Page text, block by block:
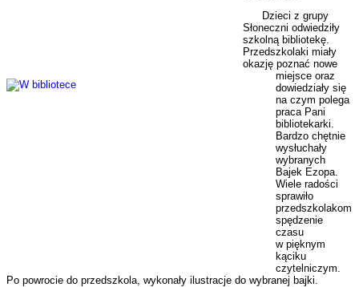
Dzieci z grupy
Słoneczni odwiedziły
szkolną bibliotekę.
Przedszkolaki miały
okazję poznać nowe
miejsce oraz
dowiedziały się
na czym polega
praca Pani
bibliotekarki.
Bardzo chętnie
wysłuchały
wybranych
Bajek Ezopa.
Wiele radości
sprawiło
przedszkolakom
spędzenie
czasu
w pięknym
kąciku
czytelniczym.
Po powrocie do przedszkola, wykonały ilustracje do wybranej bajki.